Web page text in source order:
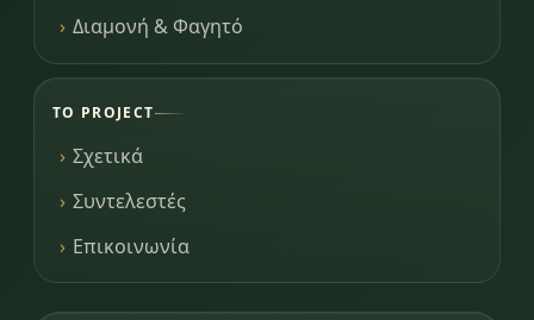
Διαμονή & Φαγητό
ΤΟ PROJECT
Σχετικά
Συντελεστές
Επικοινωνία